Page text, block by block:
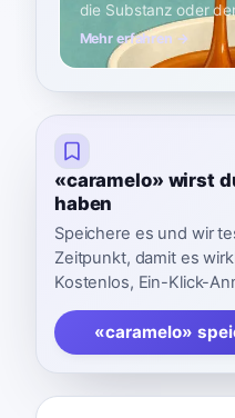
die Substanz oder
Mehr erfahren →
«caramelo» wirst
haben
Speichere es und wir
Zeitpunkt, damit es
Kostenlos, Ein-Klick-
«caramelo»